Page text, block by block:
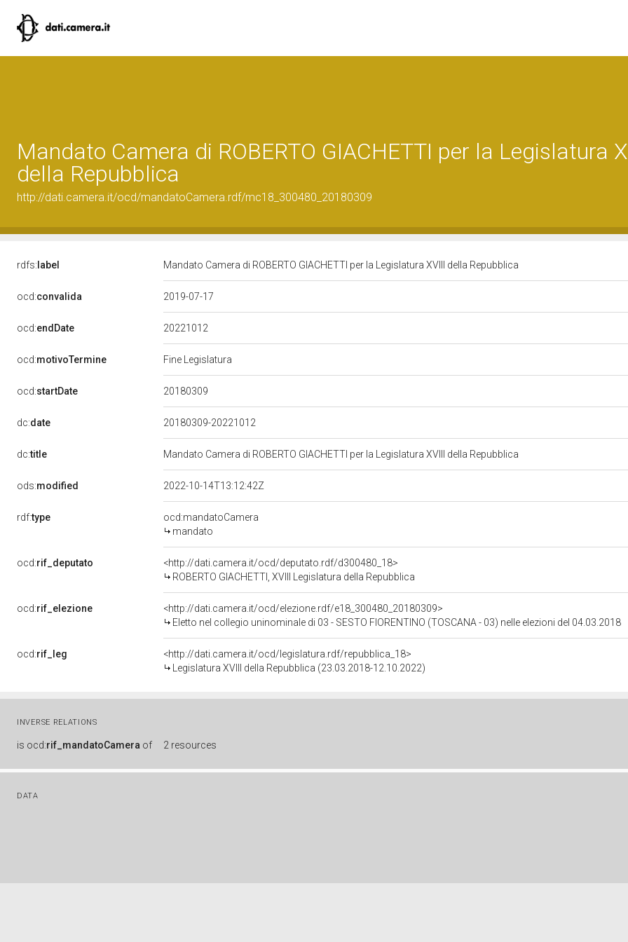
Mandato Camera di ROBERTO GIACHETTI per la Legislatura
della Repubblica
http://dati.camera.it/ocd/mandatoCamera.rdf/mc18_300480_20180309
rdfs: label Mandato Camera di ROBERTO GIACHETTI per la Legislatura XVIII della Repubblica
ocd:convalida 2019-07-17
ocd:endDate 20221012
ocd:motivoTermine Fine Legislatura
ocd:startDate 20180309
dc:date 20180309-20221012
dc:title Mandato Camera di ROBERTO GIACHETTI per la Legislatura XVIII della Repubblica
ods:modified 2022-10-14T13:12:42Z
rdf:type
ocd:mandatoCamera
mandato
ocd:rif_deputato
<http://dati.camera.it/ocd/deputato.rdf/d300480_18>
ROBERTO GIACHETTI, XVIII Legislatura della Repubblica
ocd:rif_elezione
<http://dati.camera.it/ocd/elezione.rdf/e18_300480_20180309>
Eletto nel collegio uninominale di 03 - SESTO FIORENTINO (TOSCANA - 03) nelle elezioni del 04.03.2018
ocd:rif_leg
<http://dati.camera.it/ocd/legislatura.rdf/repubblica_18>
Legislatura XVIII della Repubblica (23.03.2018-12.10.2022)
INVERSE RELATIONS
is ocd:rif_mandatoCamera of 2 resources
DATA